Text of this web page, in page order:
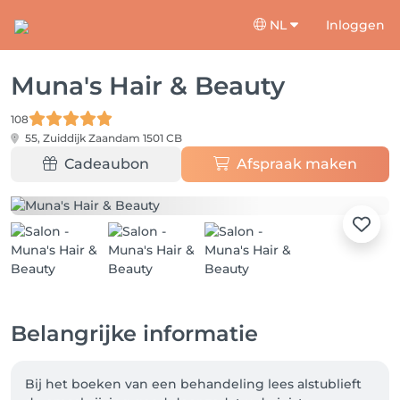
NL Inloggen
Muna's Hair & Beauty
108
55, Zuiddijk Zaandam 1501 CB
Cadeaubon Afspraak maken
Belangrijke informatie
Bij het boeken van een behandeling lees alstublieft